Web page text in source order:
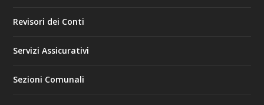
Revisori dei Conti
Servizi Assicurativi
Sezioni Comunali